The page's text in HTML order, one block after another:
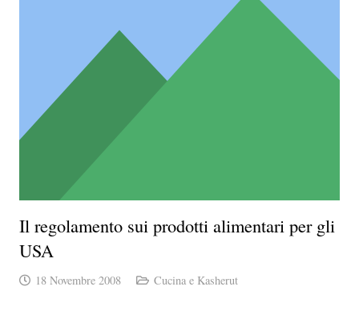
Il regolamento sui prodotti alimentari per gli
USA
18 Novembre 2008 Cucina e Kasherut